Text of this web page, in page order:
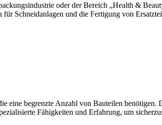
oder der Bereich „Health &
Schneidanlagen und die Fertigung von
eine begrenzte Anzahl von Bauteilen
Fähigkeiten und Erfahrung, um